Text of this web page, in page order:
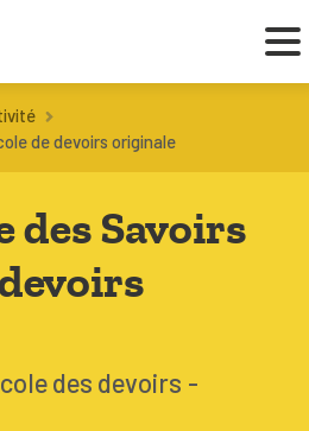
ACTIVITÉS
de devoirs originale
des Savoirs
des devoirs